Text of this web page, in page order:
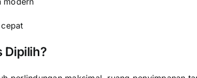
Dipilih?